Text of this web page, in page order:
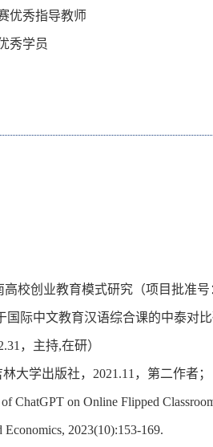
优秀指导教师
秀学员
校创业教育模式研究（项目批准号
国际中文教育汉语综合课的中泰对
，主持,在研）
大学出版社，2021.11，第二作者；
ChatGPT on Online Flipped
Economics, 2023(10):153-169.